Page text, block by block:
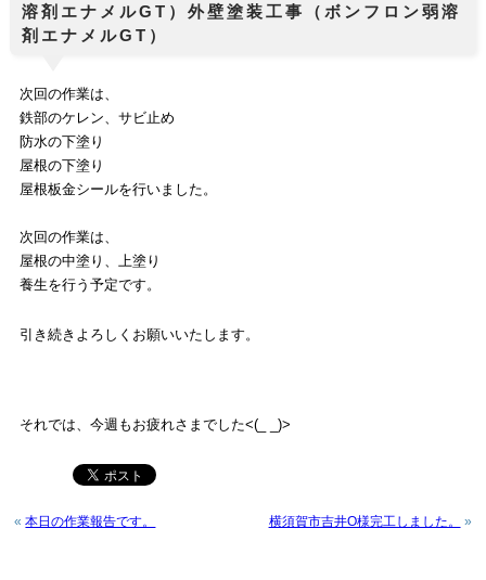
溶剤エナメルGT）外壁塗装工事（ボンフロン弱溶
剤エナメルGT）
次回の作業は、
鉄部のケレン、サビ止め
防水の下塗り
屋根の下塗り
屋根板金シールを行いました。
次回の作業は、
屋根の中塗り、上塗り
養生を行う予定です。
引き続きよろしくお願いいたします。
それでは、今週もお疲れさまでした<(_ _)>
«本日の作業報告です。 横須賀市吉井O様完工しました。 »